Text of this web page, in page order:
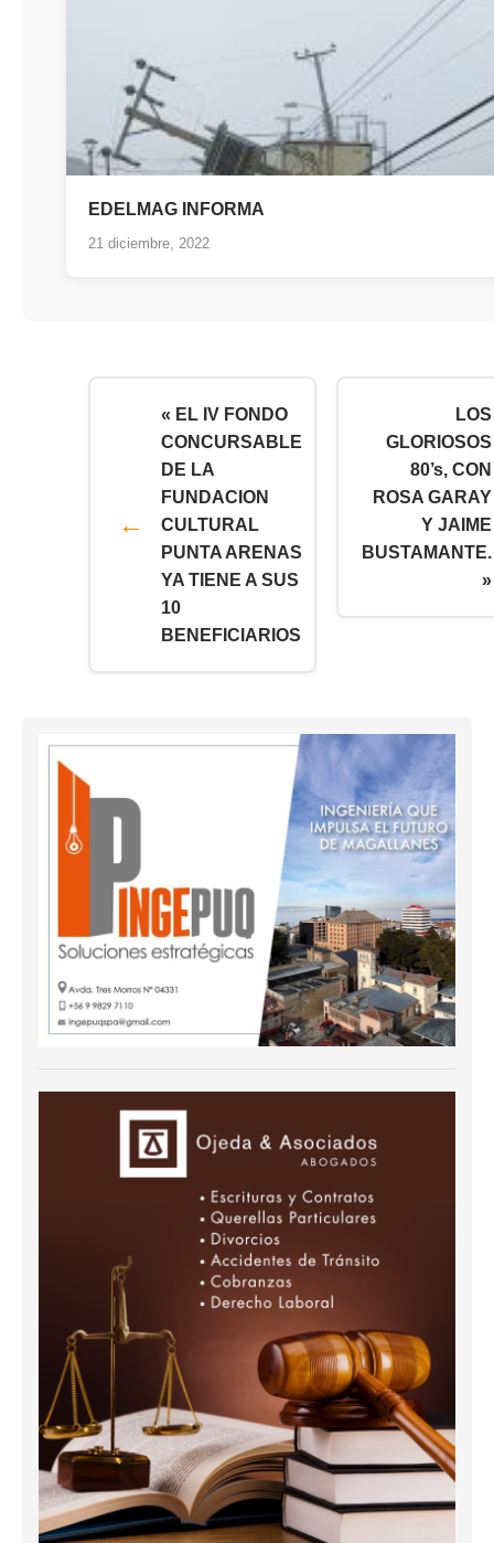
EDELMAG INFORMA
21 diciembre, 2022
« EL IV FONDO
CONCURSABLE
DE LA
FUNDACION
CULTURAL
PUNTA ARENAS
YA TIENE A SUS
10
BENEFICIARIOS
LOS
GLORIOSOS
80’s, CON
ROSA GARAY
Y JAIME
BUSTAMANTE.
»